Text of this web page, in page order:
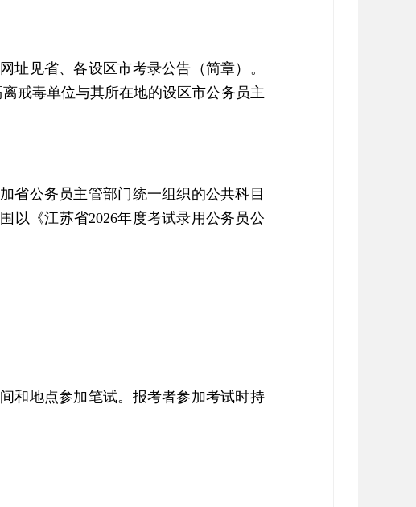
址见省、各设区市考录公告（简章）。
戒毒单位与其所在地的设区市公务员主
省公务员主管部门统一组织的公共科目
以《江苏省2026年度考试录用公务员公
和地点参加笔试。报考者参加考试时持